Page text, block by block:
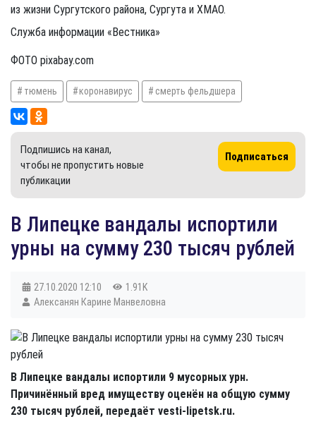
из жизни Сургутского района, Сургута и ХМАО.
Служба информации «Вестника»
ФОТО pixabay.com
тюмень коронавирус смерть фельдшера
Подпишись на канал,
чтобы не пропустить новые
публикации
Подписаться
В Липецке вандалы испортили
урны на сумму 230 тысяч рублей
27.10.2020 12:10
1.91K
Алексанян Карине Манвеловна
В Липецке вандалы испортили 9 мусорных урн.
Причинённый вред имуществу оценён на общую сумму
230 тысяч рублей, передаёт vesti-lipetsk.ru.